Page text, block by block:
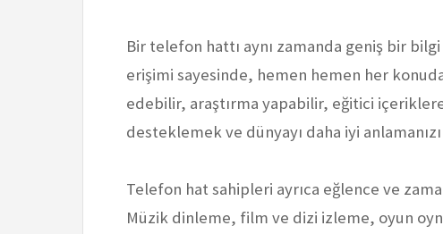
Bir telefon hattı aynı zamanda geniş bir
erişimi sayesinde, hemen hemen her
edebilir, araştırma yapabilir, eğitici
desteklemek ve dünyayı daha iyi
Telefon hat sahipleri ayrıca eğlence ve
Müzik dinleme, film ve dizi izleme, oyun